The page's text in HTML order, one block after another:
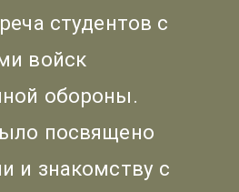
студентов с
войск
обороны.
посвящено
и знакомству с